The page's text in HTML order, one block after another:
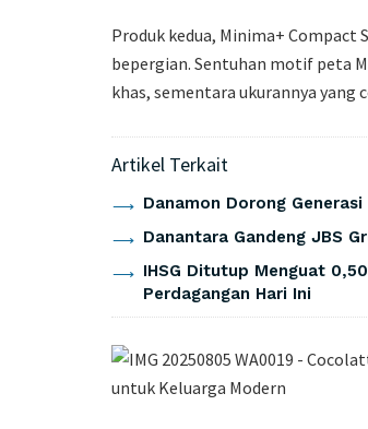
Produk kedua, Minima+
bepergian. Sentuhan motif peta
khas, sementara ukurannya yang
Artikel Terkait
Danamon Dorong
Danantara Gandeng JBS
IHSG Ditutup Menguat
Perdagangan Hari Ini